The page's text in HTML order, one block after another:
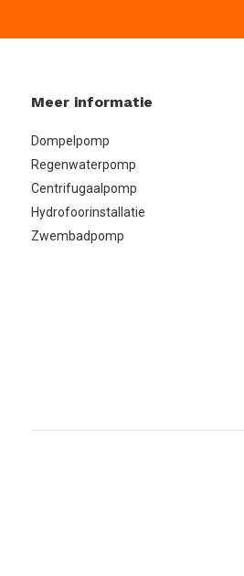
Meer informatie
Dompelpomp
Regenwaterpomp
Centrifugaalpomp
Hydrofoorinstallatie
Zwembadpomp